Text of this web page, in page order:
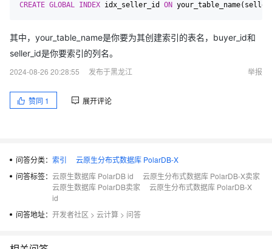
CREATE GLOBAL INDEX idx_seller_id ON
其中，your_table_name是你要为其创建索引的表名，buyer_id和
seller_id是你要索引的列名。
2024-08-26 20:28:55
发布于黑龙江 举报
赞同 1 展开评论
问答分类： 索引
云原生分布式数据库 PolarDB-X
问答标签： 云原生数据库 PolarDB id
云原生分布式数据库 PolarDB-X卖家
云原生数据库 PolarDB卖家
云原生分布式数据库 PolarDB-X
id
问答地址： 开发者社区 > 云计算 > 问答